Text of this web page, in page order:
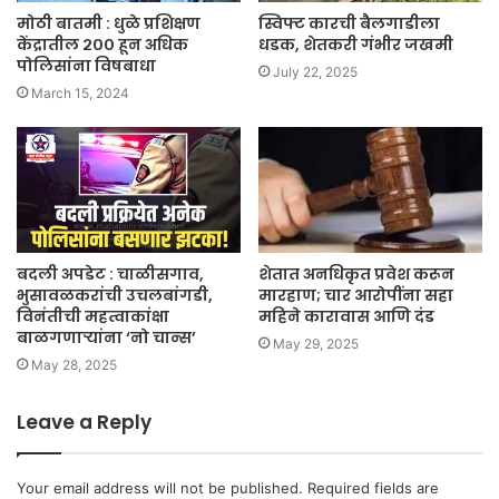
मोठी बातमी : धुळे प्रशिक्षण
केंद्रातील २०० हून अधिक
पोलिसांना विषबाधा
March 15, 2024
स्विफ्ट कारची बैलगाडीला
धडक, शेतकरी गंभीर जखमी
July 22, 2025
बदली अपडेट : चाळीसगाव,
भुसावळकरांची उचलबांगडी,
विनंतीची महत्वाकांक्षा
बाळगणाऱ्यांना ‘नो चान्स’
May 28, 2025
शेतात अनधिकृत प्रवेश करून
मारहाण; चार आरोपींना सहा
महिने कारावास आणि दंड
May 29, 2025
Leave a Reply
Your email address will not be published. Required fields are